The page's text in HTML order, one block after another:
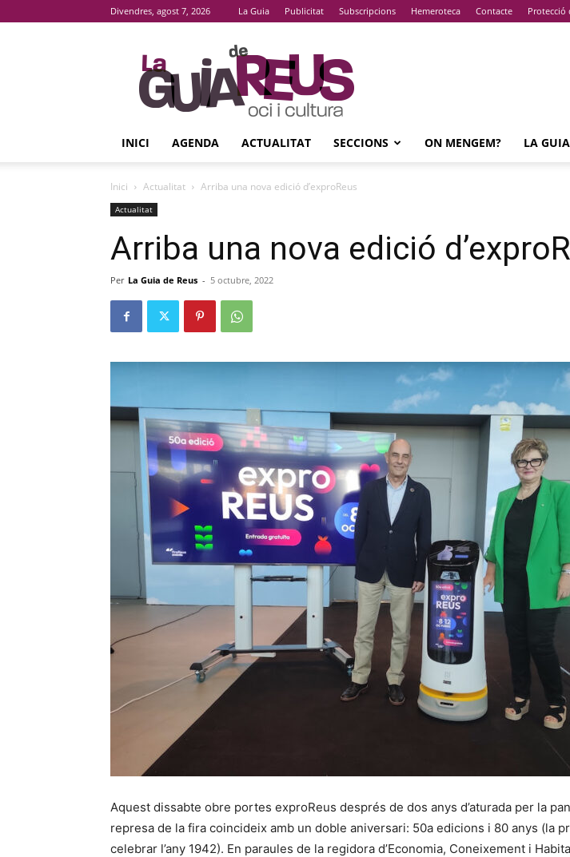
Divendres, agost 7, 2026 La Guia Publicitat Subscripcions Hemeroteca Contacte Protecció
La
Guia
De
Reus
INICI AGENDA ACTUALITAT SECCIONS ON MENGEM? LA
Inici Actualitat Arriba una nova edició d’exproReus
Actualitat
Arriba una nova edició
Per La Guia de Reus - 5 octubre, 2022
Aquest dissabte obre portes exproReus després de dos anys d’aturada per la
represa de la fira coincideix amb un doble aniversari: 50a edicions i 80 anys (la
celebrar l’any 1942). En paraules de la regidora d’Economia, Coneixement i